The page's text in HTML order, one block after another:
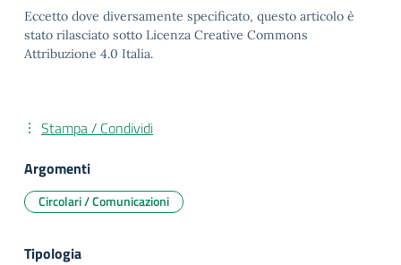
Eccetto dove diversamente specificato, questo articolo è
stato rilasciato sotto Licenza Creative Commons
Attribuzione 4.0 Italia.
Stampa / Condividi
Argomenti
Circolari / Comunicazioni
Tipologia